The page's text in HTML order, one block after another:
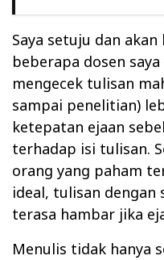
Saya setuju dan
beberapa dosen
mengecek tulisan
sampai penelitian)
ketepatan ejaan
terhadap isi tulisan.
orang yang paham
ideal, tulisan dengan
terasa hambar jika
Menulis tidak hanya